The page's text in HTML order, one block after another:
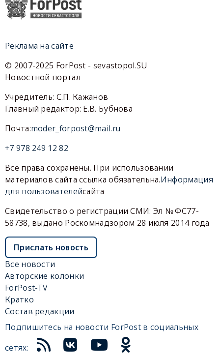
Реклама на сайте
© 2007-2025 ForPost - sevastopol.SU
Новостной портал
Учредитель: С.П. Кажанов
Главный редактор: Е.В. Бубнова
Почта:moder_forpost@mail.ru
+7 978 249 12 82
Все права сохранены. При использовании
материалов сайта ссылка обязательна.Информация
для пользователейсайта
Свидетельство о регистрации СМИ: Эл № ФС77-
58738, выдано Роскомнадзором 28 июля 2014 года
Прислать новость
Все новости
Авторские колонки
ForPost-TV
Кратко
Состав редакции
Подпишитесь на новости ForPost в социальных
сетях: